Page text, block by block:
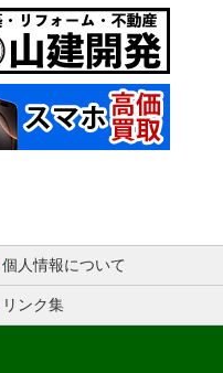
個人情報について
リンク集